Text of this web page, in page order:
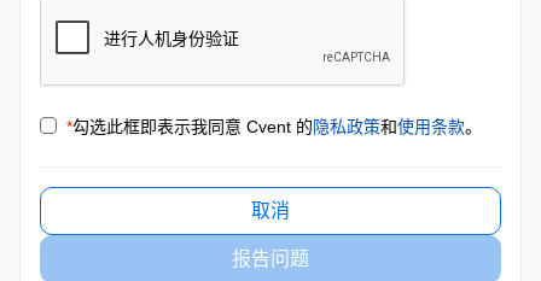
*勾选此框即表示我同意 Cvent 的隐私政策和使用条款。
取消
报告问题